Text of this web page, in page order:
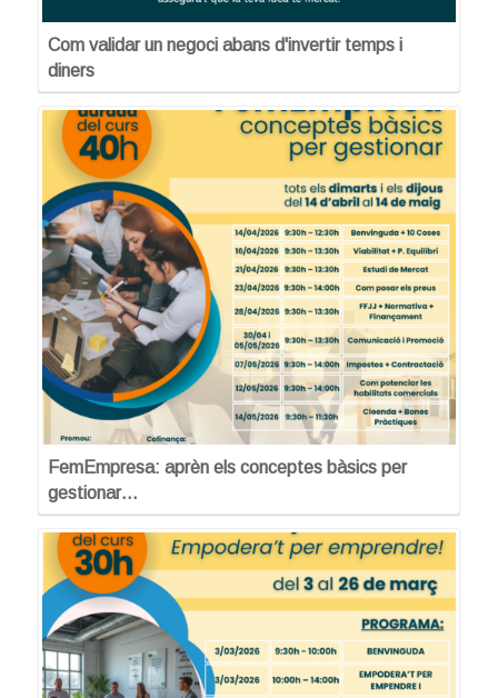
Com validar un negoci abans d'invertir temps i
diners
FemEmpresa: aprèn els conceptes bàsics per
gestionar…